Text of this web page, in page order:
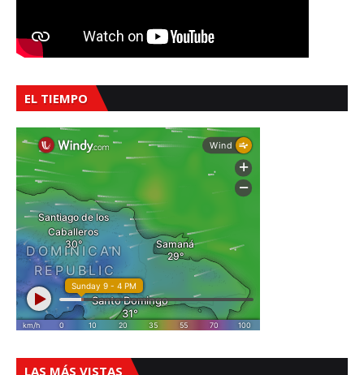
EL TIEMPO
LAS MÁS VISTAS